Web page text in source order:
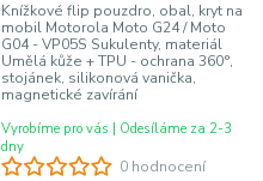
0 hodnocení
Knížkové flip pouzdro, obal, kryt na
mobil Motorola Moto G24 / Moto
G04 - VP05S Sukulenty, materiál
Umělá kůže + TPU - ochrana 360°,
stojánek, silikonová vanička,
magnetické zavírání
Vyrobíme pro vás | Odesíláme za 2-3
dny